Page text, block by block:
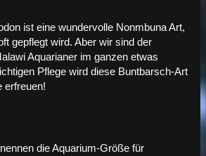
ist eine wundervolle Nonmbuna Art,
gepflegt wird. Aber wir sind der
Aquarianer im ganzen etwas
Pflege wird diese Buntbarsch-Art
erfreuen!
die Aquarium-Größe für